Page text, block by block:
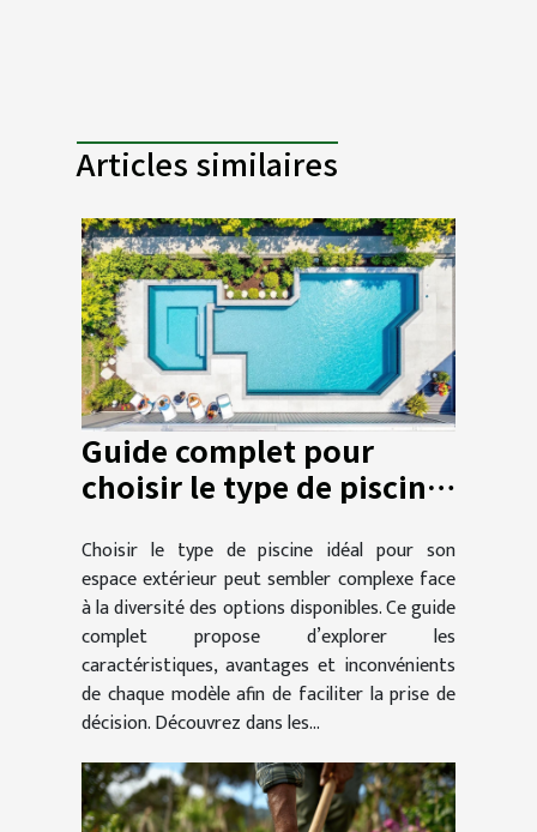
Articles similaires
Guide complet pour
choisir le type de piscine
Choisir le type de piscine idéal pour son
espace extérieur peut sembler complexe face
à la diversité des options disponibles. Ce guide
complet propose d’explorer les
caractéristiques, avantages et inconvénients
de chaque modèle afin de faciliter la prise de
décision. Découvrez dans les...